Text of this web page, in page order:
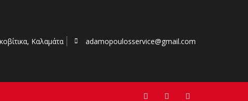
Καλαμάτα adamopoulosservice@gmail.com